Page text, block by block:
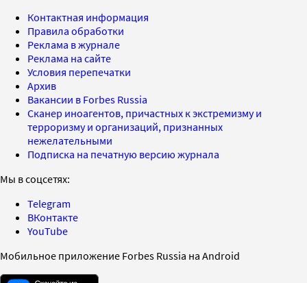
Контактная информация
Правила обработки
Реклама в журнале
Реклама на сайте
Условия перепечатки
Архив
Вакансии в Forbes Russia
Сканер иноагентов, причастных к экстремизму и
терроризму и организаций, признанных
нежелательными
Подписка на печатную версию журнала
Мы в соцсетях:
Telegram
ВКонтакте
YouTube
Мобильное приложение Forbes Russia на Android